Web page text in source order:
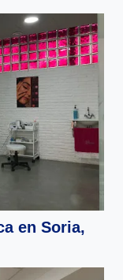
en Soria,